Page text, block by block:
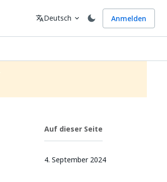
Sprache
translateDeutsch expand_more Anmelden
Auf dieser Seite
4. September 2024